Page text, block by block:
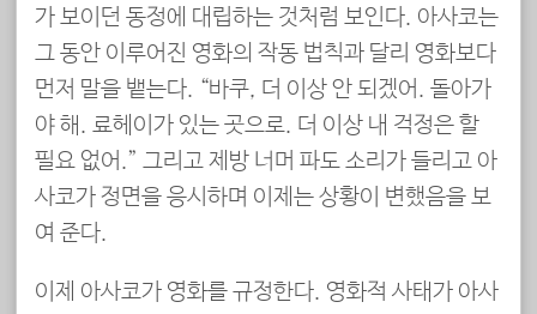
가 보이던 동정에 대립하는 것처럼 보인다. 아사코는
그 동안 이루어진 영화의 작동 법칙과 달리 영화보다
먼저 말을 뱉는다. “바쿠, 더 이상 안 되겠어. 돌아가
야 해. 료헤이가 있는 곳으로. 더 이상 내 걱정은 할
필요 없어.” 그리고 제방 너머 파도 소리가 들리고 아
사코가 정면을 응시하며 이제는 상황이 변했음을 보
여 준다.
이제 아사코가 영화를 규정한다. 영화적 사태가 아사